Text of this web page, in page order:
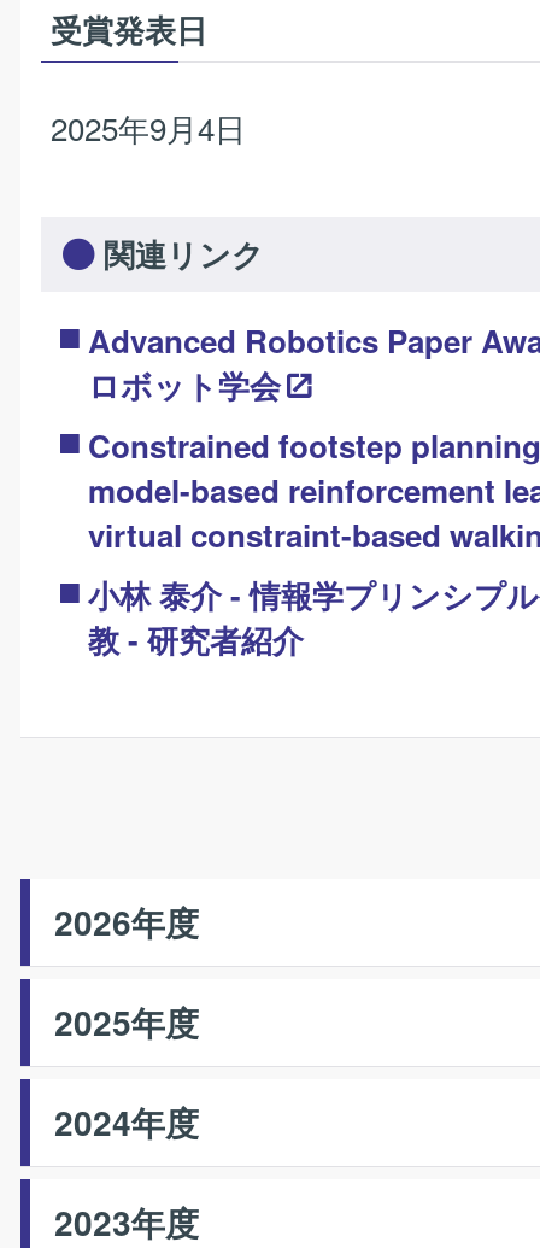
受賞発表日
2025年9月4日
関連リンク
Advanced Robotics Paper
ロボット学会
Constrained footstep
model-based reinforcement
virtual constraint-based
小林 泰介 - 情報学プリンシプ
教- 研究者紹介
2026年度
2025年度
2024年度
2023年度